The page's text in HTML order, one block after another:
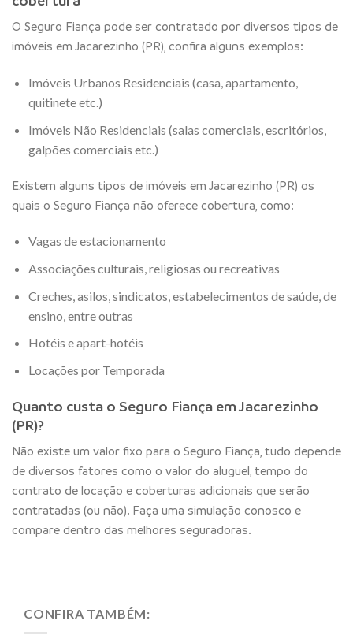
O Seguro Fiança pode ser contratado por diversos tipos de
imóveis em Jacarezinho (PR), confira alguns exemplos:
Imóveis Urbanos Residenciais (casa, apartamento,
quitinete etc.)
Imóveis Não Residenciais (salas comerciais, escritórios,
galpões comerciais etc.)
Existem alguns tipos de imóveis em Jacarezinho (PR) os
quais o Seguro Fiança não oferece cobertura, como:
Vagas de estacionamento
Associações culturais, religiosas ou recreativas
Creches, asilos, sindicatos, estabelecimentos de saúde, de
ensino, entre outras
Hotéis e apart-hotéis
Locações por Temporada
Quanto custa o Seguro Fiança em Jacarezinho
(PR)?
Não existe um valor fixo para o Seguro Fiança, tudo depende
de diversos fatores como o valor do aluguel, tempo do
contrato de locação e coberturas adicionais que serão
contratadas (ou não). Faça uma simulação conosco e
compare dentro das melhores seguradoras.
CONFIRA TAMBÉM: